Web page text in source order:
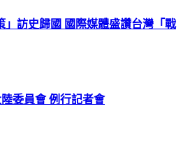
」訪史歸國 國際媒體盛讚台灣「戰
委員會 例行記者會